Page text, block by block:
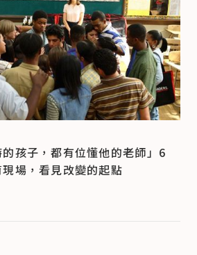
的孩子，都有位懂他的老師」6
場，看見改變的起點